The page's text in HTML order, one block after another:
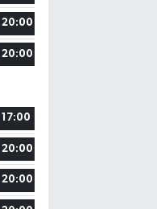
20:00
20:00
17:00
20:00
20:00